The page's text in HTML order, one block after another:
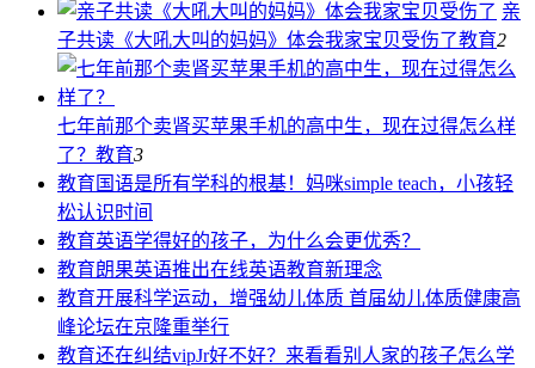
亲
子共读《大吼大叫的妈妈》体会我家宝贝受伤了教育2
七年前那个卖肾买苹果手机的高中生，现在过得怎么样
了？ 教育3
教育 国语是所有学科的根基！妈咪simple teach，小孩轻
松认识时间
教育英语学得好的孩子，为什么会更优秀？
教育朗果英语推出在线英语教育新理念
教育开展科学运动，增强幼儿体质 首届幼儿体质健康高
峰论坛在京隆重举行
教育还在纠结vipJr好不好？来看看别人家的孩子怎么学